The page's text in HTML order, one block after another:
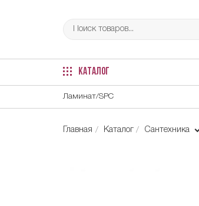
КАТАЛОГ
Ламинат/SPC
Главная Каталог Сантехника